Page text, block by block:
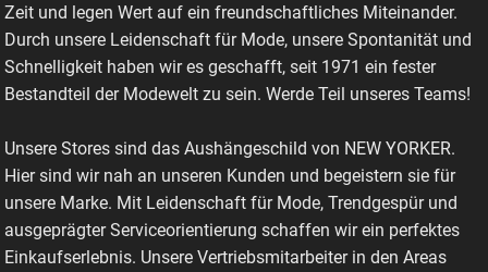
Zeit und legen Wert auf ein freundschaftliches Miteinander.
Durch unsere Leidenschaft für Mode, unsere Spontanität und
Schnelligkeit haben wir es geschafft, seit 1971 ein fester
Bestandteil der Modewelt zu sein. Werde Teil unseres Teams!
Unsere Stores sind das Aushängeschild von NEW YORKER.
Hier sind wir nah an unseren Kunden und begeistern sie für
unsere Marke. Mit Leidenschaft für Mode, Trendgespür und
ausgeprägter Serviceorientierung schaffen wir ein perfektes
Einkaufserlebnis. Unsere Vertriebsmitarbeiter in den Areas